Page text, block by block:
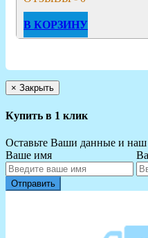
В КОРЗИНУ
× Закрыть
Купить в 1 клик
Оставьте Ваши данные и наш
Ваше имя
Отправить